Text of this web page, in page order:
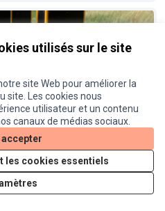
utilisés sur le site
site Web pour améliorer la
site. Les cookies nous
utilisateur et un contenu
canaux de médias sociaux.
les cookies essentiels
la pratique
Réalisé